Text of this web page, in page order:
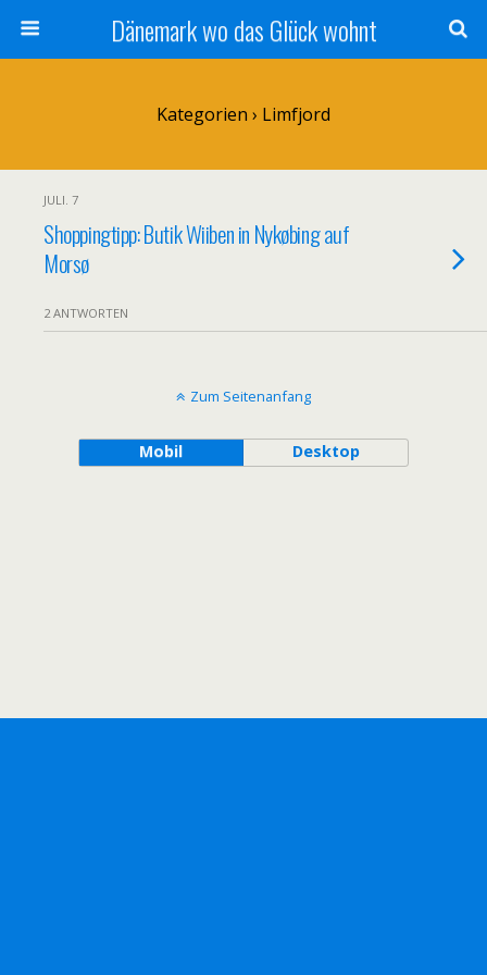
Dänemark wo das Glück wohnt
Kategorien › Limfjord
JULI. 7
Shoppingtipp: Butik Wiiben in Nykøbing auf
Morsø
2 ANTWORTEN
Zum Seitenanfang
Mobil Desktop